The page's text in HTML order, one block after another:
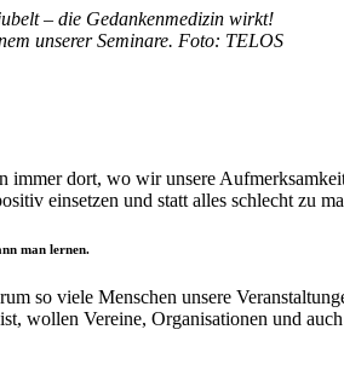
– die Gedankenmedizin wirkt!
unserer Seminare. Foto: TELOS
immer dort, wo wir unsere
einsetzen und statt alles schlecht zu
man lernen.
so viele Menschen unsere
wollen Vereine, Organisationen und